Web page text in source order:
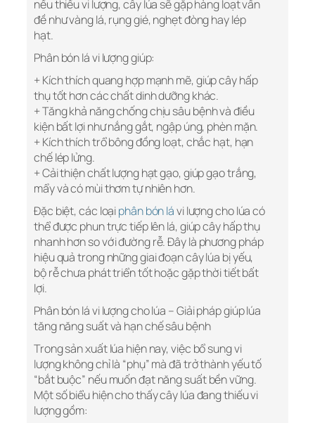
nếu thiếu vi lượng, cây lúa sẽ gặp hàng loạt vấn
đề như vàng lá, rụng gié, nghẹt đòng hay lép
hạt.
Phân bón lá vi lượng giúp:
+ Kích thích quang hợp mạnh mẽ, giúp cây hấp
thụ tốt hơn các chất dinh dưỡng khác.
+ Tăng khả năng chống chịu sâu bệnh và điều
kiện bất lợi như nắng gắt, ngập úng, phèn mặn.
+ Kích thích trổ bông đồng loạt, chắc hạt, hạn
chế lép lửng.
+ Cải thiện chất lượng hạt gạo, giúp gạo trắng,
mẩy và có mùi thơm tự nhiên hơn.
Đặc biệt, các loạiphân bón lávi lượng cho lúa có
thể được phun trực tiếp lên lá, giúp cây hấp thụ
nhanh hơn so với đường rễ. Đây là phương pháp
hiệu quả trong những giai đoạn cây lúa bị yếu,
bộ rễ chưa phát triển tốt hoặc gặp thời tiết bất
lợi.
Phân bón lá vi lượng cho lúa – Giải pháp giúp lúa
tăng năng suất và hạn chế sâu bệnh
Trong sản xuất lúa hiện nay, việc bổ sung vi
lượng không chỉ là “phụ” mà đã trở thành yếu tố
“bắt buộc” nếu muốn đạt năng suất bền vững.
Một số biểu hiện cho thấy cây lúa đang thiếu vi
lượng gồm: